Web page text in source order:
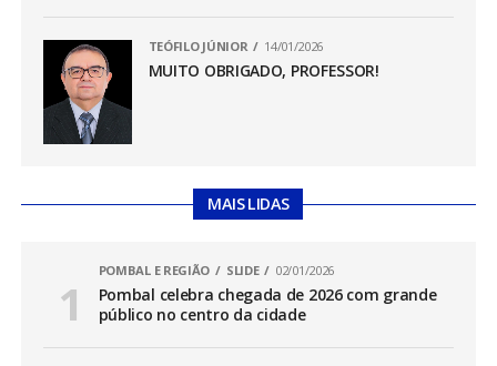
TEÓFILO JÚNIOR 14/01/2026
MUITO OBRIGADO, PROFESSOR!
MAIS LIDAS
POMBAL E REGIÃO SLIDE 02/01/2026
Pombal celebra chegada de 2026 com grande
público no centro da cidade